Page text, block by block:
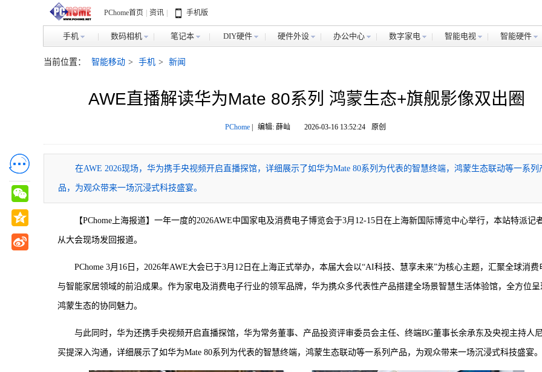
PChome首页 资讯 手机版
手机 数码相机 笔记本 DIY硬件 硬件外设 办公中心 数字家电 智能电视 智能硬件
当前位置： 智能移动 > 手机 > 新闻
AWE直播解读华为Mate 80系列 鸿蒙生态+旗舰影像双出圈
PChome| 编辑: 薛屾 2026-03-16 13:52:24 原创
在AWE 2026现场，华为携手央视频开启直播探馆，详细展示了如华为Mate 80系列为代表的智慧终端，鸿蒙生态联动等一系列
品，为观众带来一场沉浸式科技盛宴。
【PChome上海报道】一年一度的2026AWE中国家电及消费电子博览会于3月12-15日在上海新国际博览中心举行，本站特派记
从大会现场发回报道。
PChome 3月16日，2026年AWE大会已于3月12日在上海正式举办，本届大会以“AI科技、慧享未来”为核心主题，汇聚全球消费
与智能家居领域的前沿成果。作为家电及消费电子行业的领军品牌，华为携众多代表性产品搭建全场景智慧生活体验馆，全方位呈
鸿蒙生态的协同魅力。
与此同时，华为还携手央视频开启直播探馆，华为常务董事、产品投资评审委员会主任、终端BG董事长余承东及央视主持人
买提深入沟通，详细展示了如华为Mate 80系列为代表的智慧终端，鸿蒙生态联动等一系列产品，为观众带来一场沉浸式科技盛宴。